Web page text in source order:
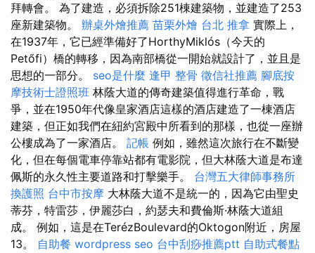
拜轉會。 為了建造，必須拆除251棟建築物，並建造了253
座新建築物。 辦桌外燴推薦 苗栗外燴 台北 推拿 實際上，
在1937年，它已經準備好了HorthyMiklós（今天的
Petőfi）橋的轉移，因為南部橋從一開始就設計了，並且是
思想的一部分。 seo是什麼 逢甲 整骨 徵信社推薦 腳底按
摩技術士證照班 林蔭大道的傳奇建築值得進行革命，戰
爭，並在1950年代像皇家酒店這樣的酒店建造了一棟酒店
建築，但正如我們在紐約宮殿中所看到的那樣，也從一座辦
公樓成為了一家酒店。 記帳 例如，雖然這次旅行在不斷變
化，但在每個電車停靠站都有電影院，但大林蔭大道是布達
佩斯的永久性主要道路和打擊樂手。 台灣五大律師事務所
換護照 台中市按摩 大林蔭大道不是統一的，因為它由聖史
蒂芬，特雷莎，伊麗莎白，約瑟夫和費倫斯·林蔭大道組
成。 例如，這是在TerézBoulevard的Oktogon附近，房屋
13。 自助餐 wordpress seo 台中刮痧推薦ptt 自助式餐點